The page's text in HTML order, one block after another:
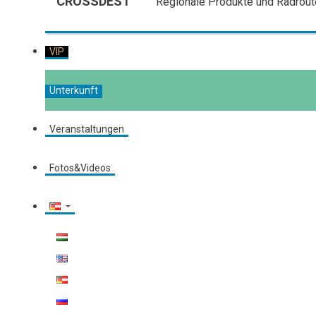
VIP
Unterkunft
Veranstaltungen
Fotos&Videos